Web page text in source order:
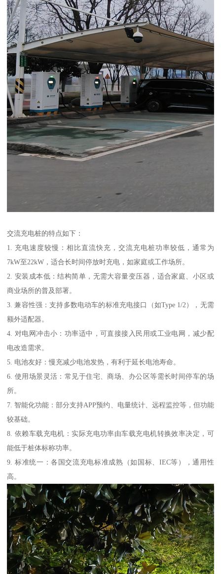
交流充电桩的特点如下：
1. 充电速度较慢：相比直流快充，交流充电桩功率较低，通常为
7kW至22kW，适合长时间停放时充电，如家庭或工作场所。
2. 安装成本低：结构简单，无需大容量变压器，适合家庭、小区或
商业场所的普及部署。
3. 兼容性强：支持多数电动车的标准充电接口（如Type 1/2），无需
额外适配器。
4. 对电网冲击小：功率适中，可直接接入民用或工业电网，减少配
电改造需求。
5. 电池友好：慢充减少电池发热，有利于延长电池寿命。
6. 使用场景灵活：常见于住宅、商场、办公区等需长时间停车的场
所。
7. 智能化功能：部分支持APP预约、电量统计、远程监控等，但功能
较基础。
8. 依赖车载充电机：实际充电功率由车载充电机转换效率决定，可
能低于桩体标称功率。
9. 标准统一：各国交流充电标准成熟（如国标、IEC等），通用性
高。